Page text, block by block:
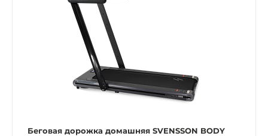
Беговая дорожка домашняя SVENSSON BODY